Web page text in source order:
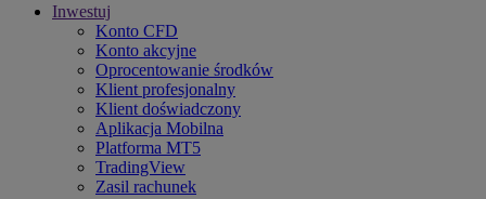
Inwestuj
Konto CFD
Konto akcyjne
Oprocentowanie środków
Klient profesjonalny
Klient doświadczony
Aplikacja Mobilna
Platforma MT5
TradingView
Zasil rachunek